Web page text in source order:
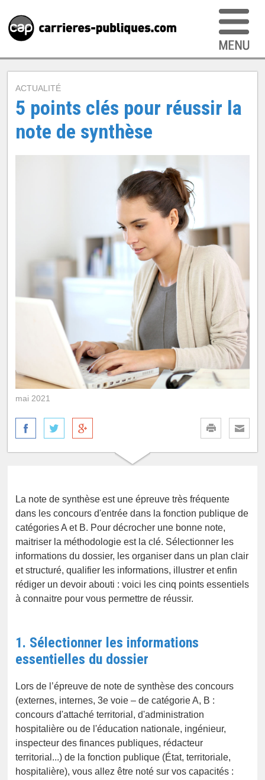
ACTUALITÉ
5 points clés pour réussir la
note de synthèse
mai 2021
La note de synthèse est une épreuve très fréquente
dans les concours d'entrée dans la fonction publique de
catégories A et B. Pour décrocher une bonne note,
maitriser la méthodologie est la clé. Sélectionner les
informations du dossier, les organiser dans un plan clair
et structuré, qualifier les informations, illustrer et enfin
rédiger un devoir abouti : voici les cinq points essentiels
à connaitre pour vous permettre de réussir.
1. Sélectionner les informations
essentielles du dossier
Lors de l’épreuve de note de synthèse des concours
(externes, internes, 3e voie – de catégorie A, B :
concours d'attaché territorial, d'administration
hospitalière ou de l'éducation nationale, ingénieur,
inspecteur des finances publiques, rédacteur
territorial...) de la fonction publique (État, territoriale,
hospitalière), vous allez être noté sur vos capacités :